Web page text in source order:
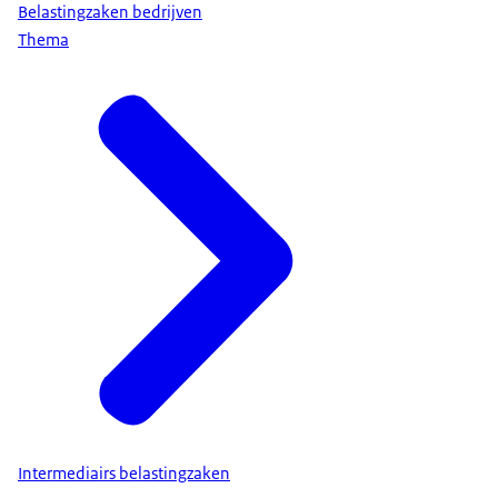
Belastingzaken bedrijven
Thema
Intermediairs belastingzaken